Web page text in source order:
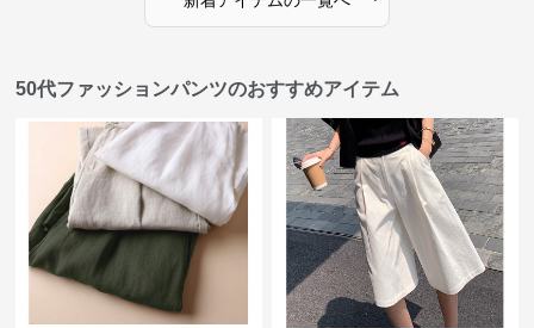
50代ファッションパンツのおすすめアイテム